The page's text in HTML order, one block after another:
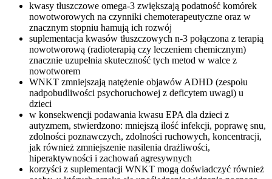
kwasy tłuszczowe omega-3 zwiększają podatność komórek
nowotworowych na czynniki chemoterapeutyczne oraz w
znacznym stopniu hamują ich rozwój
suplementacja kwasów tłuszczowych n-3 połączona z terapią
nowotworową (radioterapią czy leczeniem chemicznym)
znacznie uzupełnia skuteczność tych metod w walce z
nowotworem
WNKT zmniejszają natężenie objawów ADHD (zespołu
nadpobudliwości psychoruchowej z deficytem uwagi) u
dzieci
w konsekwencji podawania kwasu EPA dla dzieci z
autyzmem, stwierdzono: mniejszą ilość infekcji, poprawę snu,
zdolności poznawczych, zdolności ruchowych, koncentracji,
jak również zmniejszenie nasilenia drażliwości,
hiperaktywności i zachowań agresywnych
korzyści z suplementacji WNKT mogą doświadczyć również